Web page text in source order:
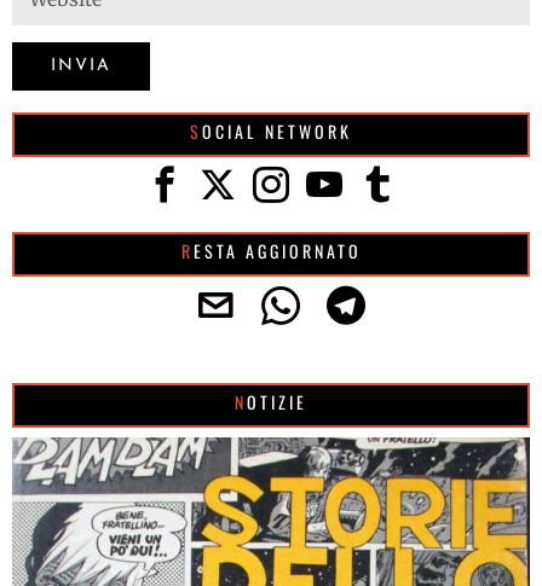
SOCIAL NETWORK
RESTA AGGIORNATO
NOTIZIE